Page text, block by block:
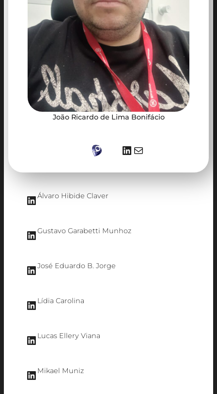
João Ricardo de Lima Bonifácio
LinkedIn E-mail
LinkedIn Álvaro Hibide Claver
LinkedIn Gustavo Garabetti Munhoz
LinkedIn José Eduardo B. Jorge
LinkedIn Lídia Carolina
LinkedIn Lucas Ellery Viana
LinkedIn Mikael Muniz